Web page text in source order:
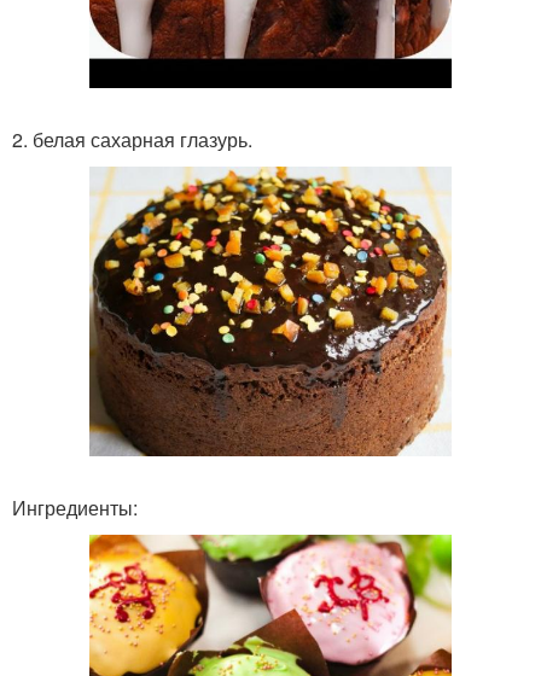
2. белая сахарная глазурь.
Ингредиенты: